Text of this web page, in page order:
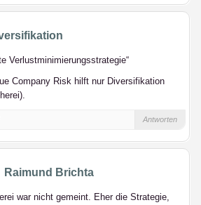
Verlustminimierungsstrategie“
Company Risk hilft nur Diversifikation
Antworten
Raimund Brichta
war nicht gemeint. Eher die Strategie,